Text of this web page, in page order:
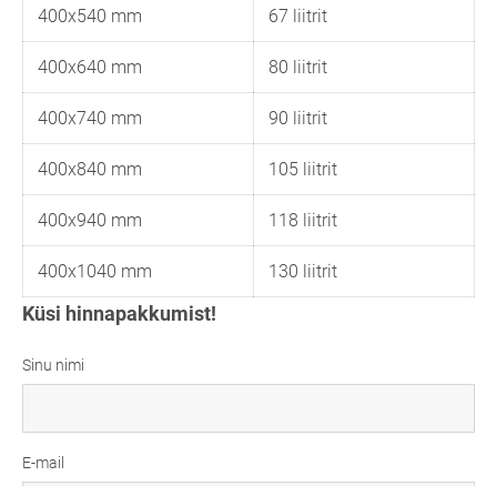
400x540 mm 67 liitrit
400x640 mm 80 liitrit
400x740 mm 90 liitrit
400x840 mm 105 liitrit
400x940 mm 118 liitrit
400x1040 mm 130 liitrit
Küsi hinnapakkumist!
Sinu nimi
E-mail